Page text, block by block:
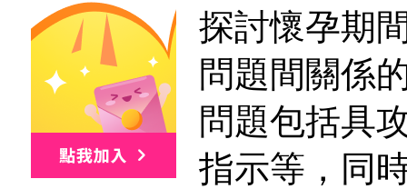
探討懷孕期
問題間關係
問題包括具
指示等，同